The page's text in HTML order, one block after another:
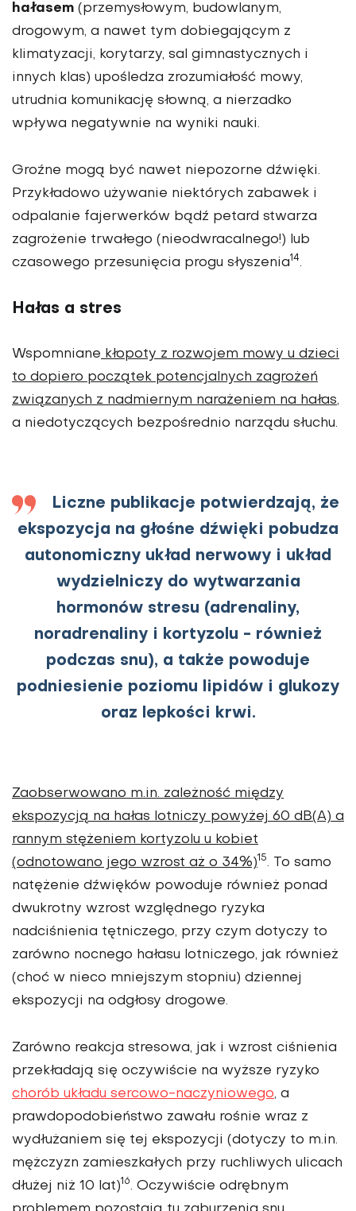
hałasem (przemysłowym, budowlanym,
drogowym, a nawet tym dobiegającym z
klimatyzacji, korytarzy, sal gimnastycznych i
innych klas) upośledza zrozumiałość mowy,
utrudnia komunikację słowną, a nierzadko
wpływa negatywnie na wyniki nauki.
Groźne mogą być nawet niepozorne dźwięki.
Przykładowo używanie niektórych zabawek i
odpalanie fajerwerków bądź petard stwarza
zagrożenie trwałego (nieodwracalnego!) lub
czasowego przesunięcia progu słyszenia14.
Hałas a stres
Wspomniane kłopoty z rozwojem mowy u dzieci
to dopiero początek potencjalnych zagrożeń
związanych z nadmiernym narażeniem na hałas,
a niedotyczących bezpośrednio narządu słuchu.
Liczne publikacje potwierdzają, że
ekspozycja na głośne dźwięki pobudza
autonomiczny układ nerwowy i układ
wydzielniczy do wytwarzania
hormonów stresu (adrenaliny,
noradrenaliny i kortyzolu - również
podczas snu), a także powoduje
podniesienie poziomu lipidów i glukozy
oraz lepkości krwi.
Zaobserwowano m.in. zależność między
ekspozycją na hałas lotniczy powyżej 60 dB(A) a
rannym stężeniem kortyzolu u kobiet
(odnotowano jego wzrost aż o 34%)15. To samo
natężenie dźwięków powoduje również ponad
dwukrotny wzrost względnego ryzyka
nadciśnienia tętniczego, przy czym dotyczy to
zarówno nocnego hałasu lotniczego, jak również
(choć w nieco mniejszym stopniu) dziennej
ekspozycji na odgłosy drogowe.
Zarówno reakcja stresowa, jak i wzrost ciśnienia
przekładają się oczywiście na wyższe ryzyko
chorób układu sercowo-naczyniowego, a
prawdopodobieństwo zawału rośnie wraz z
wydłużaniem się tej ekspozycji (dotyczy to m.in.
mężczyzn zamieszkałych przy ruchliwych ulicach
dłużej niż 10 lat)16. Oczywiście odrębnym